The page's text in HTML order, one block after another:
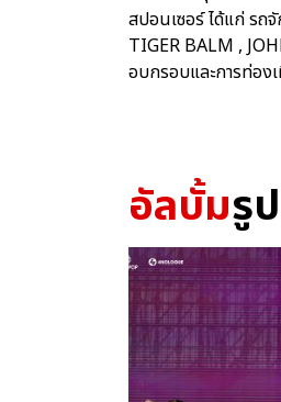
สปอนเซอร์ ได้แก่ รถ
TIGER BALM ,
อบกรอบและการท่อง
อัลบั้มรูป